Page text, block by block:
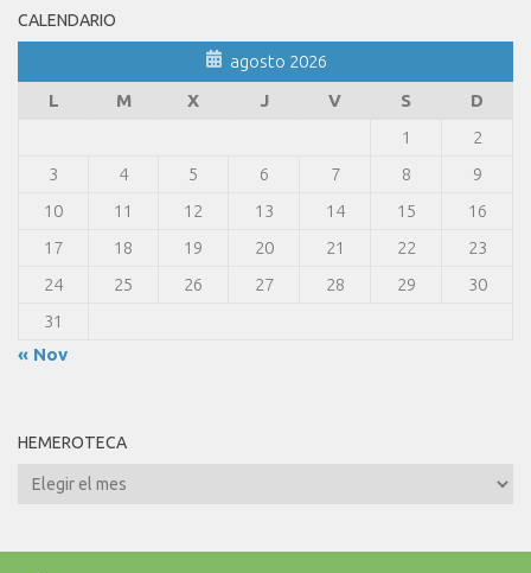
CALENDARIO
agosto 2026
L
M X J V S
D
1
2
3
4 5 6 7 8
9
10
11 12 13 14 15
16
17
18 19 20 21 22
23
24
25 26 27 28 29
30
31
« Nov
HEMEROTECA
Hemeroteca